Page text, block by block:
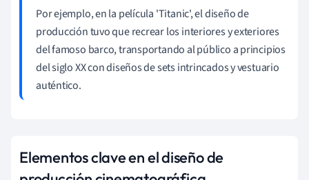
Por ejemplo, en la película 'Titanic', el diseño de
producción tuvo que recrear los interiores y exteriores
del famoso barco, transportando al público a principios
del siglo XX con diseños de sets intrincados y vestuario
auténtico.
Elementos clave en el diseño de